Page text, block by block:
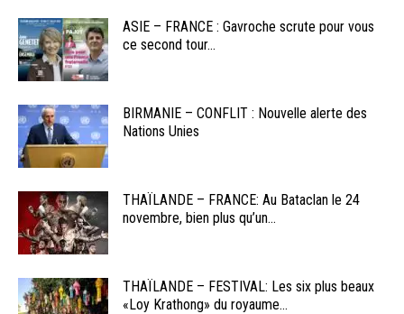
ASIE – FRANCE : Gavroche scrute pour vous
ce second tour...
BIRMANIE – CONFLIT : Nouvelle alerte des
Nations Unies
THAÏLANDE – FRANCE: Au Bataclan le 24
novembre, bien plus qu’un...
THAÏLANDE – FESTIVAL: Les six plus beaux
«Loy Krathong» du royaume...